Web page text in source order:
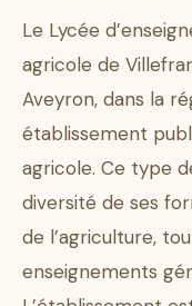
Le Lycée
agricole de
Aveyron, dans la
établissement
agricole. Ce type
diversité de ses
de l’agriculture,
enseignements